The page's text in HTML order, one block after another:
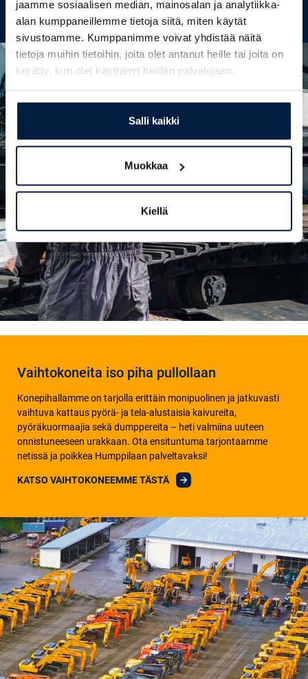
jaamme sosiaalisen median, mainosalan ja analytiikka-
alan kumppaneillemme tietoja siitä, miten käytät
sivustoamme. Kumppanimme voivat yhdistää näitä
tietoja muihin tietoihin, joita olet antanut heille tai joita on
kerätty, kun olet käyttänyt heidän palvelujaan.
Salli kaikki
Muokkaa
Kiellä
KATSO KAIKKI PALVELUMME
Vaihtokoneita iso piha pullollaan
Konepihallamme on tarjolla erittäin monipuolinen ja jatkuvasti
vaihtuva kattaus pyörä- ja tela-alustaisia kaivureita,
pyöräkuormaajia sekä dumppereita – heti valmiina uuteen
onnistuneeseen urakkaan. Ota ensituntuma tarjontaamme
netissä ja poikkea Humppilaan palveltavaksi!
KATSO VAIHTOKONEEMME TÄSTÄ